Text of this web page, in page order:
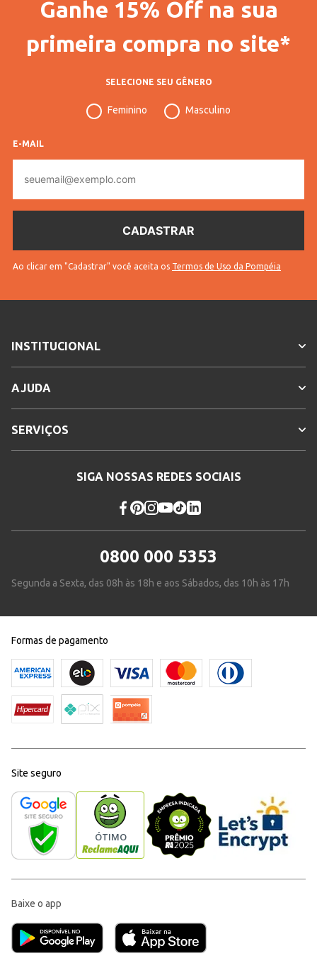
Vendido Por Lojas Pompéia
Gênero Masculino
Juvenil
Longa
Tecido
Ganhe 15% Off na sua
primeira compra no site*
SELECIONE SEU GÊNERO
Feminino Masculino
E-MAIL
mail
Ao clicar em "Cadastrar" você aceita os Termos de Uso da Pompéia
INSTITUCIONAL
AJUDA
SERVIÇOS
SIGA NOSSAS REDES SOCIAIS
0800 000 5353
Segunda a Sexta, das 08h às 18h e aos Sábados, das 10h às 17h
Formas de pagamento
Site seguro
Baixe o app